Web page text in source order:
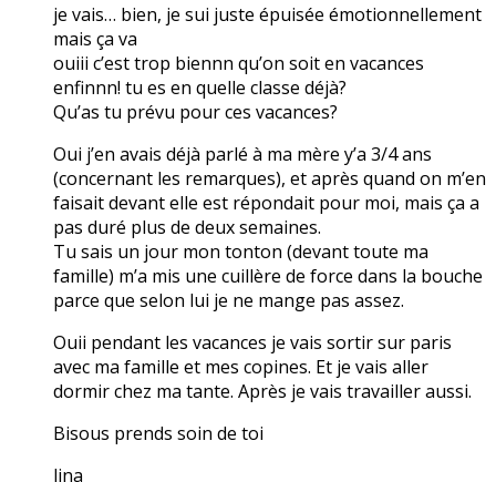
je vais… bien, je sui juste épuisée émotionnellement
mais ça va
ouiii c’est trop biennn qu’on soit en vacances
enfinnn! tu es en quelle classe déjà?
Qu’as tu prévu pour ces vacances?
Oui j’en avais déjà parlé à ma mère y’a 3/4 ans
(concernant les remarques), et après quand on m’en
faisait devant elle est répondait pour moi, mais ça a
pas duré plus de deux semaines.
Tu sais un jour mon tonton (devant toute ma
famille) m’a mis une cuillère de force dans la bouche
parce que selon lui je ne mange pas assez.
Ouii pendant les vacances je vais sortir sur paris
avec ma famille et mes copines. Et je vais aller
dormir chez ma tante. Après je vais travailler aussi.
Bisous prends soin de toi
lina